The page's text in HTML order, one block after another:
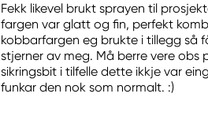
Fekk likevel brukt sprayen til
fargen var glatt og fin, perfekt
kobbarfargen eg brukte i tillegg så
stjerner av meg. Må berre vere obs
sikringsbit i tilfelle dette ikkje var
funkar den nok som normalt. :)